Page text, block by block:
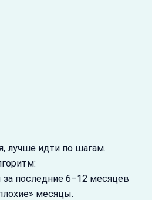
лучше идти по шагам.
последние 6–12 месяцев
месяцы.